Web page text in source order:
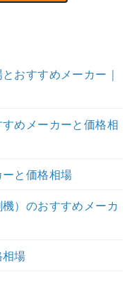
おすすめメーカー｜
めメーカーと価格相
と価格相場
）のおすすめメーカ
場